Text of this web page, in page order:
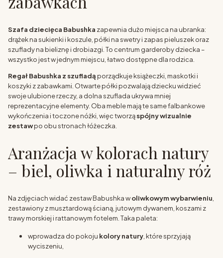
Szafa dziecięca Babushka zapewnia dużo miejsca na ubranka:
drążek na sukienki i koszule, półki na swetry i zapas pieluszek oraz
szuflady na bieliznę i drobiazgi. To centrum garderoby dziecka –
wszystko jest w jednym miejscu, łatwo dostępne dla rodzica.
Regał Babushka z szufladą porządkuje książeczki, maskotki i
koszyki z zabawkami. Otwarte półki pozwalają dziecku widzieć
swoje ulubione rzeczy, a dolna szuflada ukrywa mniej
reprezentacyjne elementy. Oba meble mają te same falbankowe
wykończenia i toczone nóżki, więc tworząspójny wizualnie
zestawpo obu stronach łóżeczka.
Aranżacja w kolorach natury
– biel, oliwka i naturalny róż
Na zdjęciach widać zestaw Babushka woliwkowym wybarwieniu
zestawiony z musztardową ścianą, jutowym dywanem, koszami z
trawy morskiej i rattanowym fotelem. Taka paleta:
wprowadza do pokoju kolory natury , które sprzyjają
wyciszeniu,